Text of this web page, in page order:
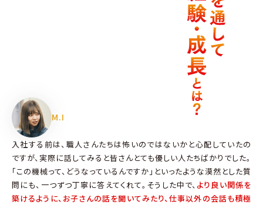
M.I
入社する前は、職人さんたちは怖いのではないかと心配していたの
ですが、実際に話してみると皆さんとても優しい人たちばかりでした。
「この機械って、どうなっているんですか」といったような漠然とした質
問にも、一つずつ丁寧に答えてくれて。そうした中で、より良い関係を
築けるように、お子さんの話を聞いてみたり、仕事以外の会話も積極